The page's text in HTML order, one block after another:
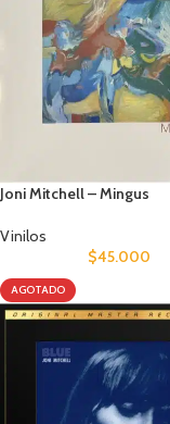
Joni Mitchell – Mingus
Vinilos
$45.000
AGOTADO